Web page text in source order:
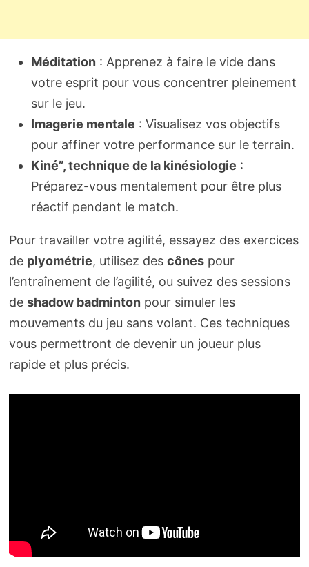
Méditation : Apprenez à faire le vide dans
votre esprit pour vous concentrer pleinement
sur le jeu.
Imagerie mentale : Visualisez vos objectifs
pour affiner votre performance sur le terrain.
Kiné”, technique de la kinésiologie :
Préparez-vous mentalement pour être plus
réactif pendant le match.
Pour travailler votre agilité, essayez des exercices
de plyométrie, utilisez des cônespour
l’entraînement de l’agilité, ou suivez des sessions
de shadow badminton pour simuler les
mouvements du jeu sans volant. Ces techniques
vous permettront de devenir un joueur plus
rapide et plus précis.